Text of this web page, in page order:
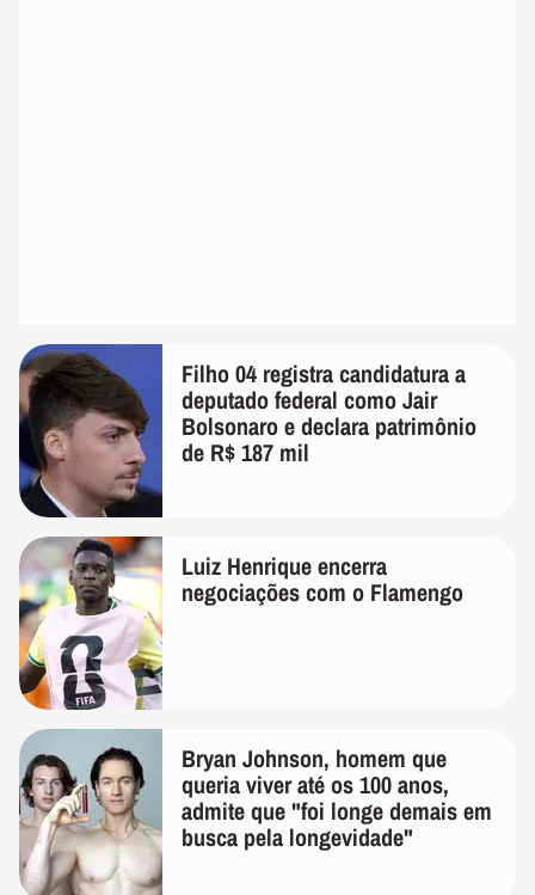
Filho 04 registra candidatura a
deputado federal como Jair
Bolsonaro e declara patrimônio
de R$ 187 mil
Luiz Henrique encerra
negociações com o Flamengo
Bryan Johnson, homem que
queria viver até os 100 anos,
admite que "foi longe demais em
busca pela longevidade"